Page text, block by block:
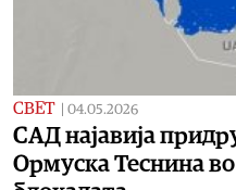
СВЕТ 04.05.2026
САД најавија
Ормуска Теснина